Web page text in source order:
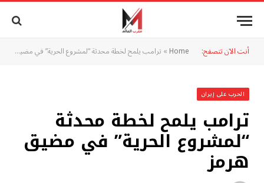
أنت الآن تتصفح: Home
» ترامب يلمح لخطة محدثة “لمشروع الحرية” في مضيق هرمز
الحرب على إيران
ترامب يلمح لخطة محدثة
“لمشروع الحرية” في مضيق
هرمز